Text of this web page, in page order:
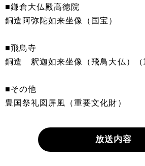
■鎌倉大仏殿高徳院
銅造阿弥陀如来坐像（国宝）
■飛鳥寺
銅造 釈迦如来坐像（飛鳥大仏）（
■その他
豊国祭礼図屏風（重要文化財）
放送内容